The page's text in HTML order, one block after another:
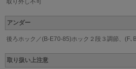
取り外し不可
アンダー
後ろホック／(B-E70-85)ホック２段３調節、(F
取り扱い上注意